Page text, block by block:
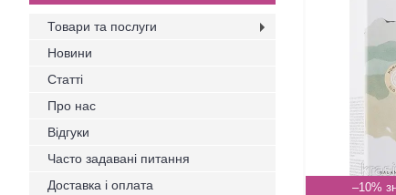
–10%
Товари та послуги
Новини
Статті
Про нас
Відгуки
Часто задавані питання
Доставка і оплата